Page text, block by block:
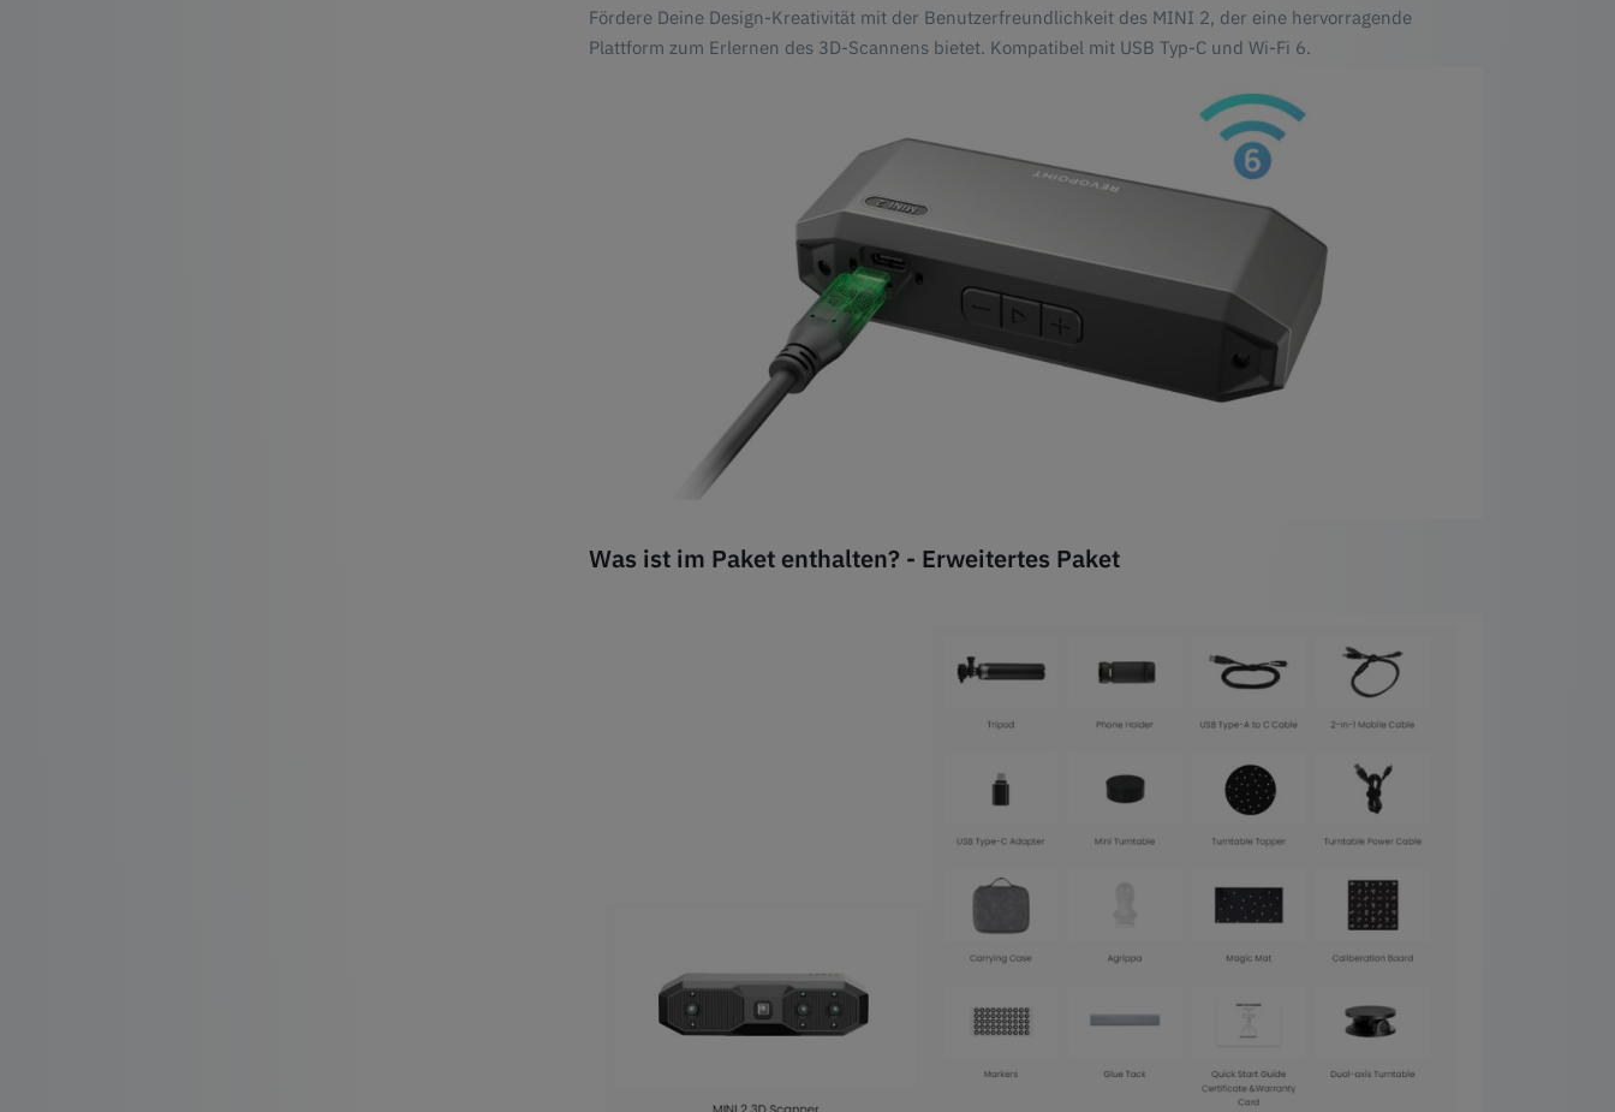
Fördere Deine Design-Kreativität mit der Benutzerfreundlichkeit des MINI 2, der eine hervorragende
Plattform zum Erlernen des 3D-Scannens bietet. Kompatibel mit USB Typ-C und Wi-Fi 6.
Was ist im Paket enthalten? - Erweitertes Paket